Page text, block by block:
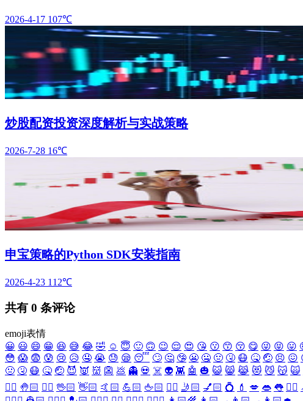
2026-4-17 107℃
炒股配资投资深度解析与实战策略
2026-7-28 16℃
申宝策略的Python SDK安装指南
2026-4-23 112℃
共有 0 条评论
emoji表情
😀 😃 😄 😁 😆 😅 😂 🤣 ☺️ 😇 🙂 🙃 😉 😌 😍 😘 😗 😙 😚 😋 😜 😝 😛
😳 😱 😨 😰 😢 😥 🤤 😭 😓 😪 😴 🙄 🤔 🤥 😬 🤐 🤢 🤧 😷 🤒 🤕 😣 😖
🤢 🤧 😷 🤒 🤕 😈 👿 👹 👺 💩 👻 💀 ☠️ 👽 👾 🤖 🎃 😺 😸 😹 😻 😼 😽 🙀
✋🏻 🤚🏻 🖐🏻 🖖🏻 👋🏻 🤙🏻 💪🏻 🖕🏻 ✍🏻 🤳🏻 💅🏻 💍 💄 💋 👄 👅 👂🏻